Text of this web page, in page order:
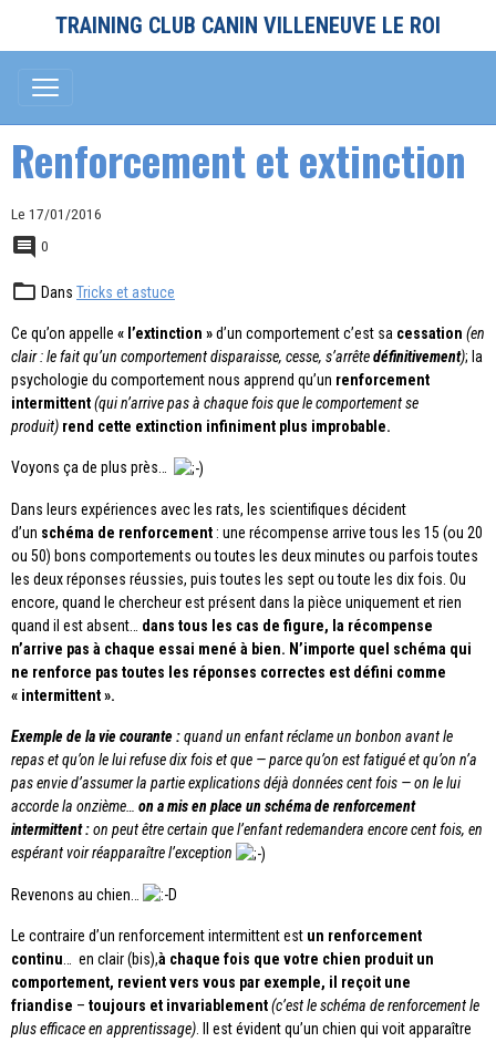
TRAINING CLUB CANIN VILLENEUVE LE ROI
Renforcement et extinction
Le 17/01/2016
0
Dans Tricks et astuce
Ce qu’on appelle « l’extinction »d’un comportement c’est sa cessation (en
clair : le fait qu’un comportement disparaisse, cesse, s’arrêtedéfinitivement); la
psychologie du comportement nous apprend qu’un renforcement
intermittent(qui n’arrive pas à chaque fois que le comportement se
produit) rend cette extinction infiniment plus improbable.
Voyons ça de plus près…
Dans leurs expériences avec les rats, les scientifiques décident
d’un schéma de renforcement : une récompense arrive tous les 15 (ou 20
ou 50) bons comportements ou toutes les deux minutes ou parfois toutes
les deux réponses réussies, puis toutes les sept ou toute les dix fois. Ou
encore, quand le chercheur est présent dans la pièce uniquement et rien
quand il est absent… dans tous les cas de figure, la récompense
n’arrive pas à chaque essai mené à bien. N’importe quel schéma qui
ne renforce pas toutes les réponses correctes est défini comme
« intermittent ».
Exemple de la vie courante :quand un enfant réclame un bonbon avant le
repas et qu’on le lui refuse dix fois et que — parce qu’on est fatigué et qu’on n’a
pas envie d’assumer la partie explications déjà données cent fois — on le lui
accorde la onzième… on a mis en place un schéma de renforcement
intermittent :on peut être certain que l’enfant redemandera encore cent fois, en
espérant voir réapparaître l’exception
Revenons au chien…
Le contraire d’un renforcement intermittent est un renforcement
continu… en clair (bis),à chaque fois que votre chien produit un
comportement, revient vers vous par exemple, il reçoit une
friandise – toujours et invariablement(c’est le schéma de renforcement le
plus efficace en apprentissage). Il est évident qu’un chien qui voit apparaître